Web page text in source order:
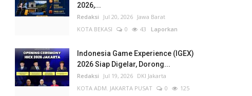
2026,...
Redaksi Jul 20, 2026 Jawa Barat
KOTA BEKASI
0 43 Laporkan
Indonesia Game Experience (IGEX)
2026 Siap Digelar, Dorong...
Redaksi Jul 19, 2026 DKI Jakarta
KOTA ADM. JAKARTA PUSAT
0
125